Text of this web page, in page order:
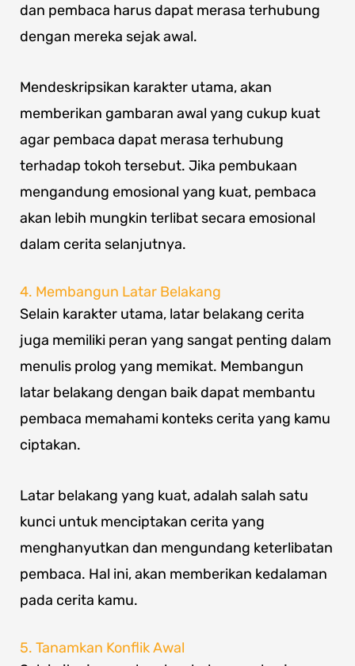
dan pembaca harus dapat merasa terhubung
dengan mereka sejak awal.
Mendeskripsikan karakter utama, akan
memberikan gambaran awal yang cukup kuat
agar pembaca dapat merasa terhubung
terhadap tokoh tersebut. Jika pembukaan
mengandung emosional yang kuat, pembaca
akan lebih mungkin terlibat secara emosional
dalam cerita selanjutnya.
4. Membangun Latar Belakang
Selain karakter utama, latar belakang cerita
juga memiliki peran yang sangat penting dalam
menulis prolog yang memikat. Membangun
latar belakang dengan baik dapat membantu
pembaca memahami konteks cerita yang kamu
ciptakan.
Latar belakang yang kuat, adalah salah satu
kunci untuk menciptakan cerita yang
menghanyutkan dan mengundang keterlibatan
pembaca. Hal ini, akan memberikan kedalaman
pada cerita kamu.
5. Tanamkan Konflik Awal